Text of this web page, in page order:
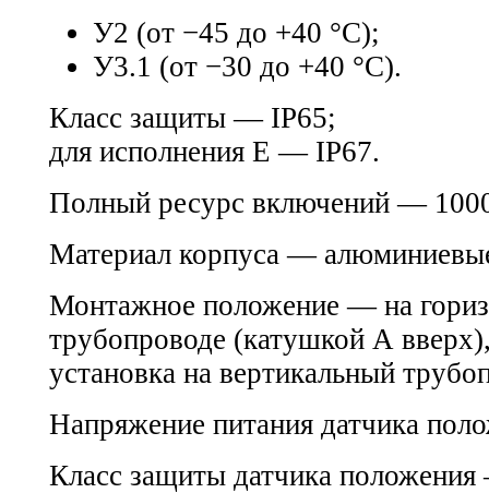
У2 (от −45 до +40 °С);
У3.1 (от −30 до +40 °С).
Класс защиты — IP65;
для исполнения Е — IP67.
Полный ресурс включений —
Материал корпуса —
Монтажное положение — на
трубопроводе (катушкой А
установка на вертикальный
Напряжение питания датчика
Класс защиты датчика